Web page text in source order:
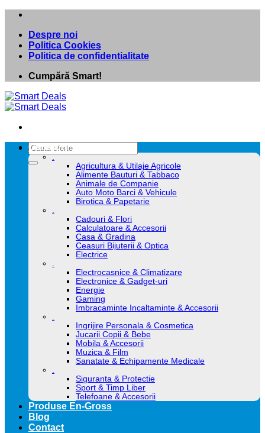
Skip
contentDespre noi
Politica Cookies
Politica de confidentialitate
Cumpără Smart!
Caută
după:
Categorii
.
Agricultura & Utilaje Agricole
Alimente Bauturi & Tabbaco
Animale de Companie
Auto Moto Barci & Vehicule
Birotica & Papetarie
.
Cadouri & Flori
Calculatoare & Accesorii
Casa & Gradina
Ceasuri Bijuterii & Optica
Electrice
.
Electrocasnice & Climatizare
Electronice & Gadget-uri
Energie
Gaming
Imbracaminte Incaltaminte & Accesorii
.
Ingrijire Personala & Cosmetica
Jucarii Copii & Bebe
Mobila & Accesorii
Muzica & Film
Sanatate & Echipamente Medicale
.
Siguranta & Protectie
Sport & Timp Liber
Telefoane & Accesorii
Produse En-Gross
Blog
Contact